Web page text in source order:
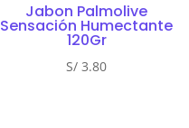
Jabon Palmolive
Sensación Humectante
120Gr
S/ 3.80